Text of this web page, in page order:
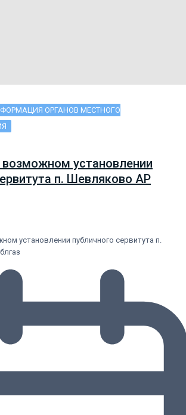
ОРГАНОВ МЕСТНОГО
установлении
п. Шевляково АР
установлении публичного сервитута п.